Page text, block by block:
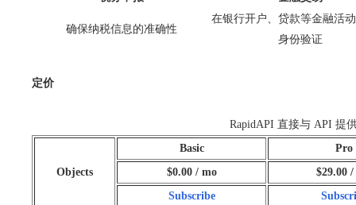
确保纳税信息的准确性
在银行开户、贷款等金融活
身份验证
定价
RapidAPI 直接与 API 提
Objects
Basic
Pro
$0.00 / mo
$29.00
Subscribe